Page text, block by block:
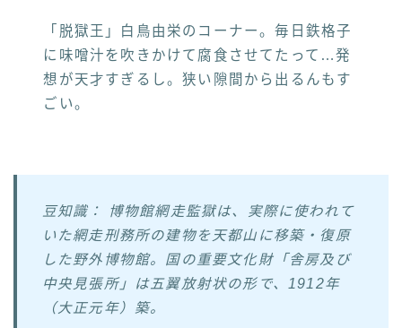
「脱獄王」白鳥由栄のコーナー。毎日鉄格子
に味噌汁を吹きかけて腐食させてたって…発
想が天才すぎるし。狭い隙間から出るんもす
ごい。
豆知識： 博物館網走監獄は、実際に使われて
いた網走刑務所の建物を天都山に移築・復原
した野外博物館。国の重要文化財「舎房及び
中央見張所」は五翼放射状の形で、1912年
（大正元年）築。